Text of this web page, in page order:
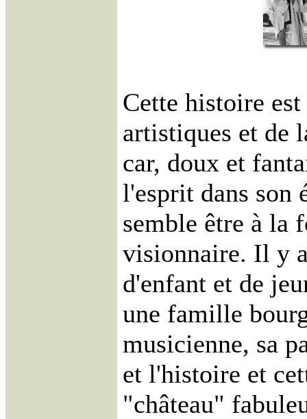
Cette histoire
artistiques et de
car, doux et
l'esprit dans son
semble être à la
visionnaire. Il y
d'enfant et de
une famille
musicienne, sa
et l'histoire et
"château"